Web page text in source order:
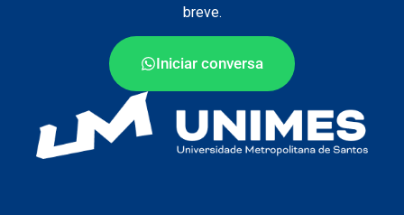
breve.
Iniciar conversa